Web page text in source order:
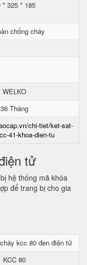
* 325 * 185
chống cháy
WELKO
36 Tháng
chi-tiet/ket-sat-
41-khoa-dien-tu
tử
hệ thống mã khóa
để trang bị cho gia
kcc 80 đen điện tử
KCC 80